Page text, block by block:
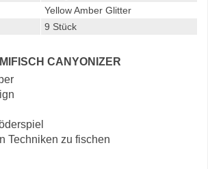
Yellow Amber Glitter
9 Stück
CANYONIZER
Techniken zu fischen